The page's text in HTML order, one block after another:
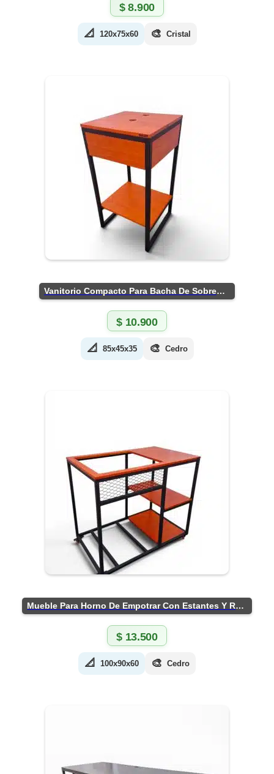
$8.900
📐 120x75x60 🎨 Cristal
Vanitorio Compacto Para Bacha De Sobreponer
$10.900
📐 85x45x35 🎨 Cedro
Mueble Para Horno De Empotrar Con Estantes Y Ruedas
$13.500
📐 100x90x60 🎨 Cedro